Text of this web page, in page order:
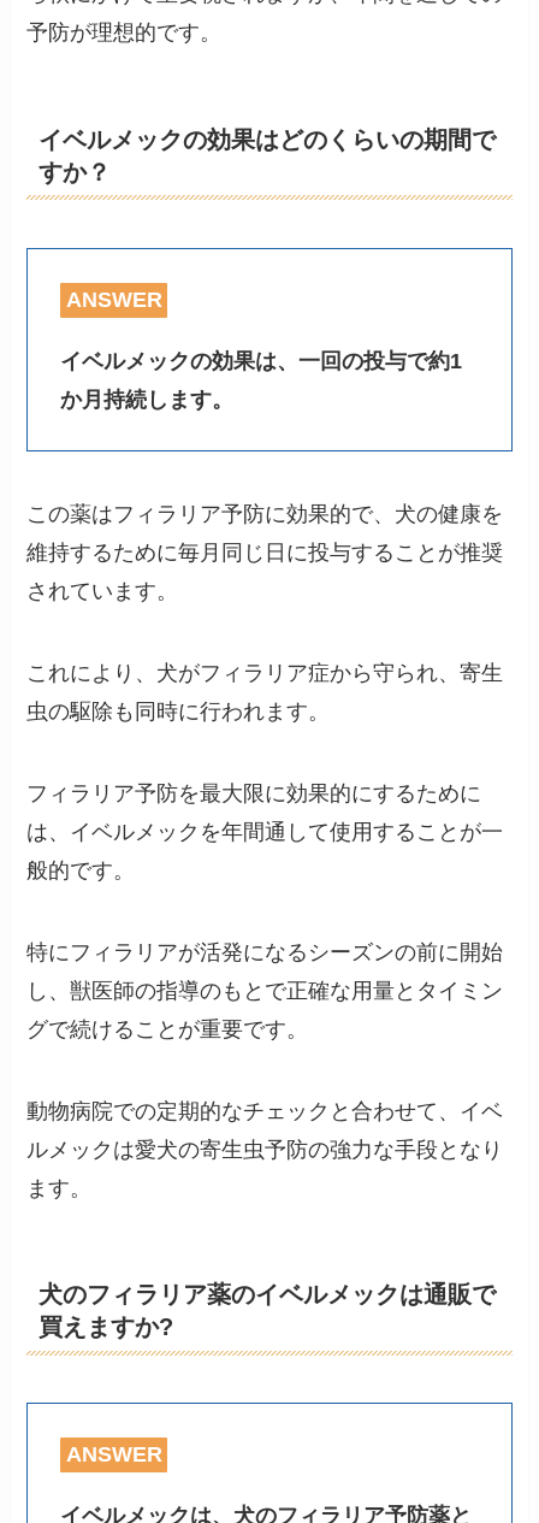
予防が理想的です​。
イベルメックの効果はどのくらいの期間で
すか？
ANSWER
イベルメックの効果は、一回の投与で約1
か月持続します。
この薬はフィラリア予防に効果的で、犬の健康を
維持するために毎月同じ日に投与することが推奨
されています。
これにより、犬がフィラリア症から守られ、寄生
虫の駆除も同時に行われます。
フィラリア予防を最大限に効果的にするために
は、イベルメックを年間通して使用することが一
般的です。
特にフィラリアが活発になるシーズンの前に開始
し、獣医師の指導のもとで正確な用量とタイミン
グで続けることが重要です。
動物病院での定期的なチェックと合わせて、イベ
ルメックは愛犬の寄生虫予防の強力な手段となり
ます。
犬のフィラリア薬のイベルメックは通販で
買えますか?
ANSWER
イベルメックは、犬のフィラリア予防薬と